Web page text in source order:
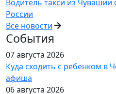
Водитель такси из
России
Все новости
События
07 августа 2026
Куда сходить с ребенком в
афиша
06 августа 2026